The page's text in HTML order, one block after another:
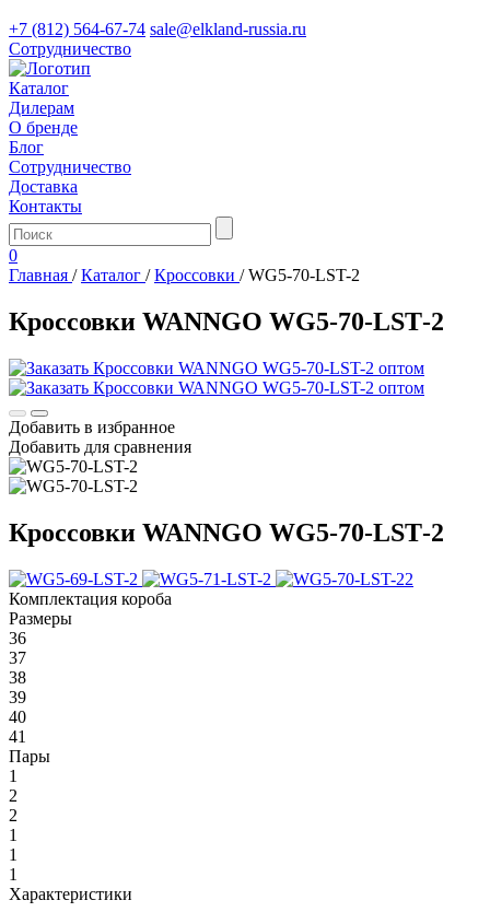
+7 (812) 564-67-74 sale@elkland-russia.ru
Сотрудничество
Каталог
Дилерам
О бренде
Блог
Сотрудничество
Доставка
Контакты
0
Главная / Каталог / Кроссовки / WG5-70-LST-2
Кроссовки WANNGO WG5‑70‑LST‑2
Добавить в избранное
Добавить для сравнения
Кроссовки WANNGO WG5‑70‑LST‑2
Комплектация короба
Размеры
36
37
38
39
40
41
Пары
1
2
2
1
1
1
Характеристики